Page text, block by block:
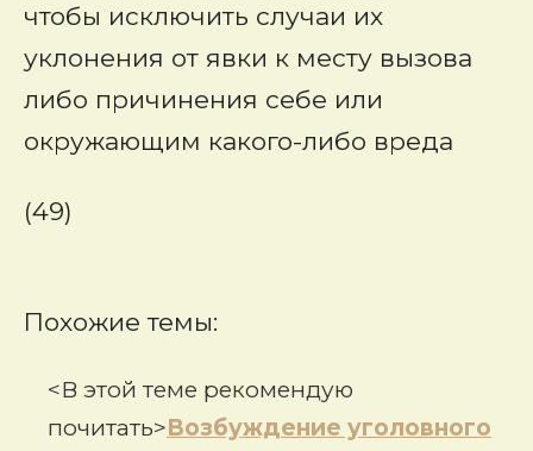
чтобы исключить случаи их
уклонения от явки к месту вызова
либо причинения себе или
окружающим какого-либо вреда
(49)
Похожие темы:
<В этой теме рекомендую
почитать>Возбуждение уголовного